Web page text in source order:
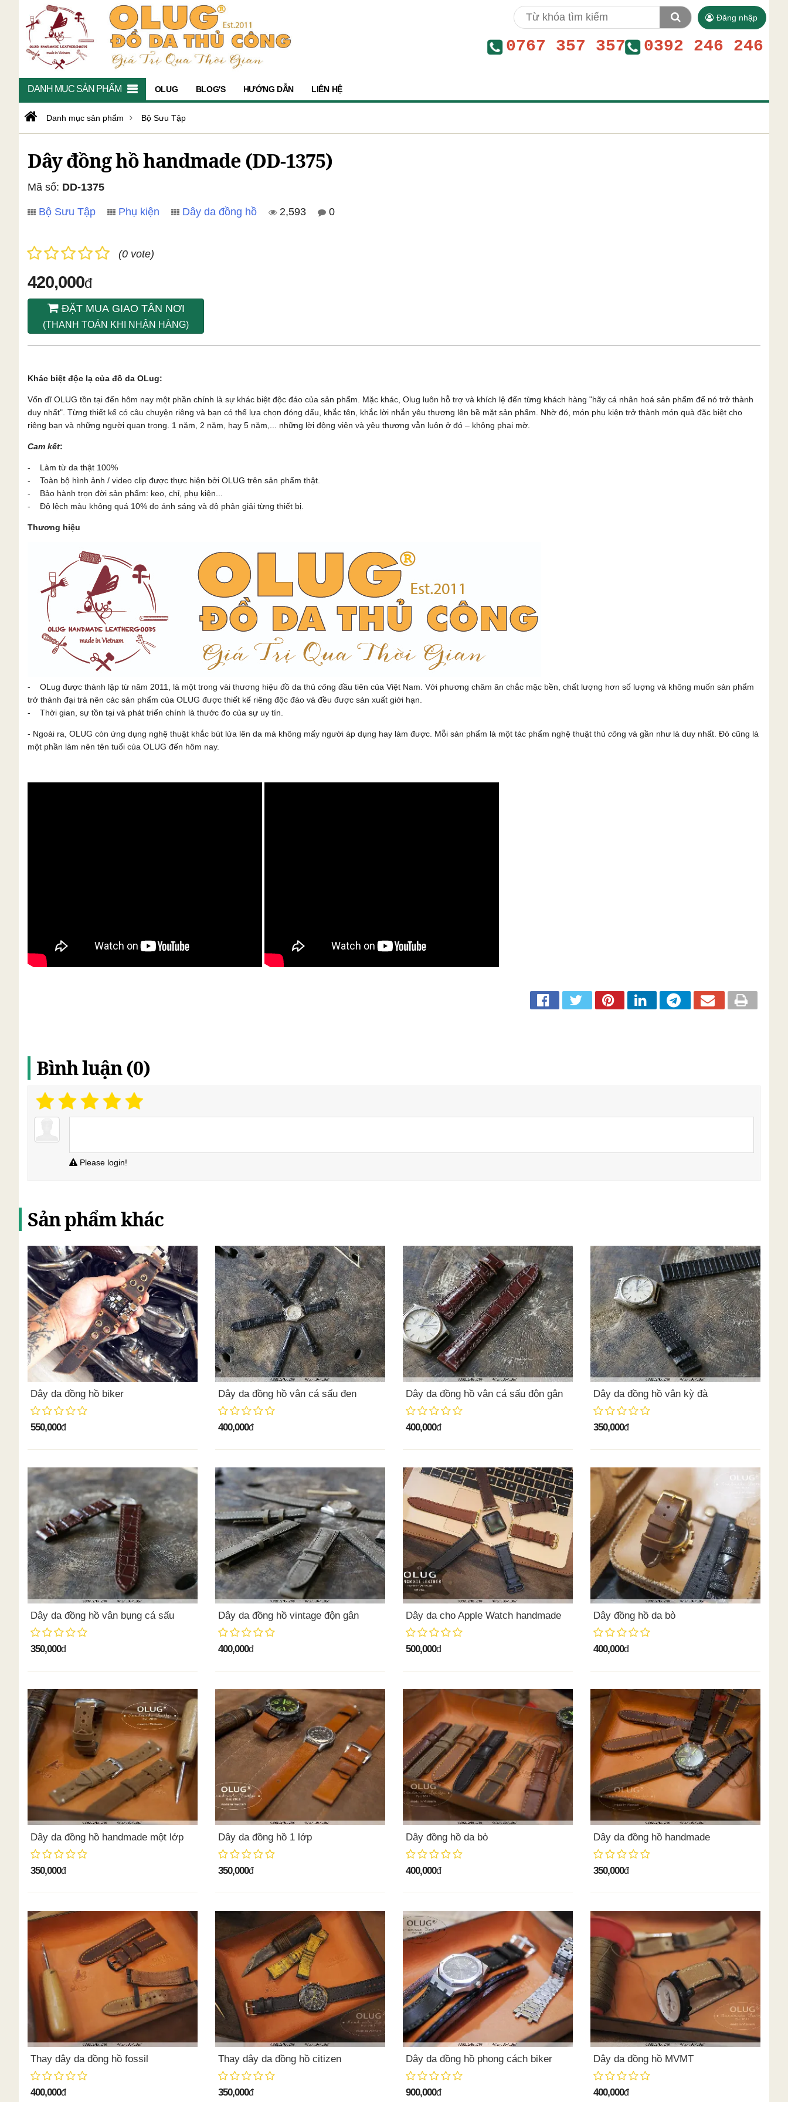
Đăng nhập
0767 357 357 0392 246 246
DANH MỤC SẢN PHẨM OLUG BLOG'S HƯỚNG DẪN LIÊN HỆ
Danh mục sản phẩm Bộ Sưu Tập
Dây đồng hồ handmade (DD-1375)
Mã số: DD-1375
Bộ Sưu Tập Phụ kiện Dây da đồng hồ 2,593 0
(0 vote)
420,000đ
ĐẶT MUA GIAO TÂN NƠI
(THANH TOÁN KHI NHẬN HÀNG)
Khác biệt độc lạ của đồ da OLug:
Vốn dĩ OLUG tồn tại đến hôm nay một phần chính là sự khác biệt độc đáo của sản phẩm. Mặc khác, Olug luôn hỗ trợ và khích lệ đến từng khách hàng "hãy cá nhân hoá sản phẩm để nó trở thành
duy nhất". Từng thiết kế có câu chuyện riêng và bạn có thể lựa chọn đóng dấu, khắc tên, khắc lời nhắn yêu thương lên bề mặt sản phẩm. Nhờ đó, món phụ kiện trở thành món quà đặc biệt cho
riêng bạn và những người quan trọng. 1 năm, 2 năm, hay 5 năm,... những lời động viên và yêu thương vẫn luôn ở đó – không phai mờ.
Cam kết:
- Làm từ da thật 100%
- Toàn bộ hình ảnh / video clip được thực hiện bởi OLUG trên sản phẩm thật.
- Bảo hành trọn đời sản phẩm: keo, chỉ, phụ kiện...
- Độ lệch màu không quá 10% do ánh sáng và độ phân giải từng thiết bị.
Thương hiệu
- OLug được thành lập từ năm 2011, là một trong vài thương hiệu đồ da thủ công đầu tiên của Việt Nam. Với phương châm ăn chắc mặc bền, chất lượng hơn số lượng và không muốn sản phẩm
trở thành đại trà nên các sản phẩm của OLUG được thiết kế riêng độc đáo và đều được sản xuất giới hạn.
- Thời gian, sự tồn tại và phát triển chính là thước đo của sự uy tín.
- Ngoài ra, OLUG còn ứng dụng nghệ thuật khắc bút lửa lên da mà không mấy người áp dụng hay làm được. Mỗi sản phẩm là một tác phẩm nghệ thuật thủ công và gần như là duy nhất. Đó cũng là
một phần làm nên tên tuổi của OLUG đến hôm nay.
Bình luận (0)
Please login!
Sản phẩm khác
Dây da đồng hồ biker
550,000đ
Dây da đồng hồ vân cá sấu đen
400,000đ
Dây da đồng hồ vân cá sấu độn gân
400,000đ
Dây da đồng hồ vân kỳ đà
350,000đ
Dây da đồng hồ vân bụng cá sấu
350,000đ
Dây da đồng hồ vintage độn gân
400,000đ
Dây da cho Apple Watch handmade
500,000đ
Dây đồng hồ da bò
400,000đ
Dây da đồng hồ handmade một lớp
350,000đ
Dây da đồng hồ 1 lớp
350,000đ
Dây đồng hồ da bò
400,000đ
Dây da đồng hồ handmade
350,000đ
Thay dây da đồng hồ fossil
400,000đ
Thay dây da đồng hồ citizen
350,000đ
Dây da đồng hồ phong cách biker
900,000đ
Dây da đồng hồ MVMT
400,000đ